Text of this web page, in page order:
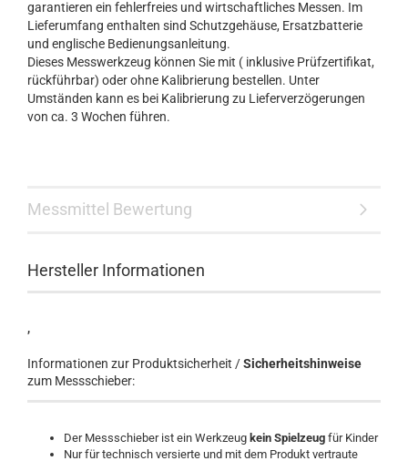
garantieren ein fehlerfreies und wirtschaftliches Messen. Im
Lieferumfang enthalten sind Schutzgehäuse, Ersatzbatterie
und englische Bedienungsanleitung.
Dieses Messwerkzeug können Sie mit ( inklusive Prüfzertifikat,
rückführbar) oder ohne Kalibrierung bestellen. Unter
Umständen kann es bei Kalibrierung zu Lieferverzögerungen
von ca. 3 Wochen führen.
Messmittel Bewertung
Hersteller Informationen
,
Informationen zur Produktsicherheit /Sicherheitshinweise
zum Messschieber:
Der Messschieber ist ein Werkzeug kein Spielzeug für Kinder
Nur für technisch versierte und mit dem Produkt vertraute